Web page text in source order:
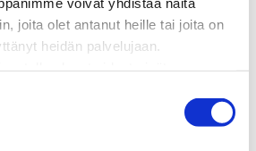
joita olet antanut heille tai joita on
heidän palvelujaan.
hankinta
kotitaloudessa